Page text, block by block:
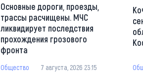
Основные дороги, проезды,
трассы расчищены. МЧС
ликвидирует последствия
прохождения грозового
фронта
Общество 7 августа, 2026 23:15